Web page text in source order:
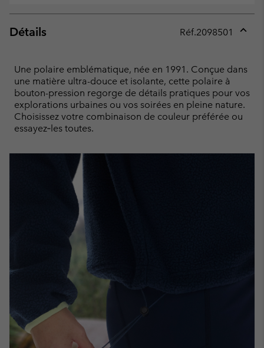
Détails Réf.2098501
Une polaire emblématique, née en 1991. Conçue dans
une matière ultra-douce et isolante, cette polaire à
bouton-pression regorge de détails pratiques pour vos
explorations urbaines ou vos soirées en pleine nature.
Choisissez votre combinaison de couleur préférée ou
essayez‑les toutes.